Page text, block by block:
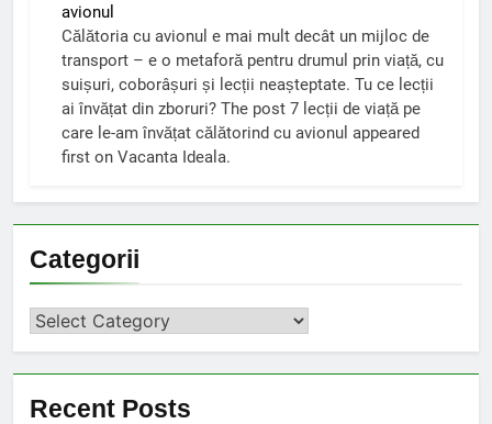
avionul
Călătoria cu avionul e mai mult decât un mijloc de
transport – e o metaforă pentru drumul prin viață, cu
suișuri, coborâșuri și lecții neașteptate. Tu ce lecții
ai învățat din zboruri? The post 7 lecții de viață pe
care le-am învățat călătorind cu avionul appeared
first on Vacanta Ideala.
Categorii
Categorii
Recent Posts